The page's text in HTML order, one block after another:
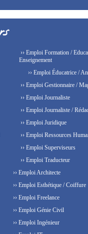
›› Emploi Formation /
Enseignement
›› Emploi Éducatrice /
›› Emploi Gestionnaire /
›› Emploi Journaliste
›› Emploi Journaliste /
›› Emploi Juridique
›› Emploi Ressources
›› Emploi Superviseurs
›› Emploi Traducteur
›› Emploi Architecte
›› Emploi Esthétique / Coiffure
›› Emploi Freelance
›› Emploi Génie Civil
›› Emploi Ingénieur